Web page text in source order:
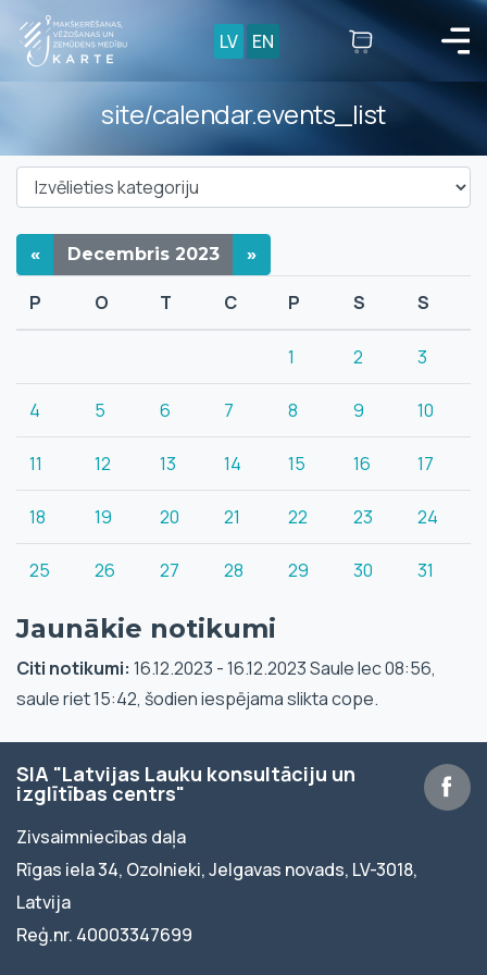
LV EN
site/calendar.events_list
« Decembris 2023 »
P O T C P S S
1 2 3
4 5 6 7 8 9 10
11 12 13 14 15 16 17
18 19 20 21 22 23 24
25 26 27 28 29 30 31
Jaunākie notikumi
Citi notikumi: 16.12.2023 - 16.12.2023 Saule lec 08:56,
saule riet 15:42, šodien iespējama slikta cope.
SIA "Latvijas Lauku konsultāciju un
izglītības centrs"
Zivsaimniecības daļa
Rīgas iela 34, Ozolnieki, Jelgavas novads, LV-3018,
Latvija
Reģ.nr. 40003347699